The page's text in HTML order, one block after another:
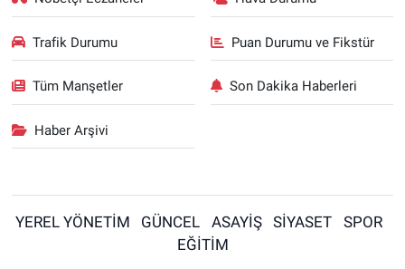
Trafik Durumu Puan Durumu ve Fikstür
Tüm Manşetler Son Dakika Haberleri
Haber Arşivi
YEREL YÖNETİM GÜNCEL ASAYİŞ SİYASET
SPOR
EĞİTİM